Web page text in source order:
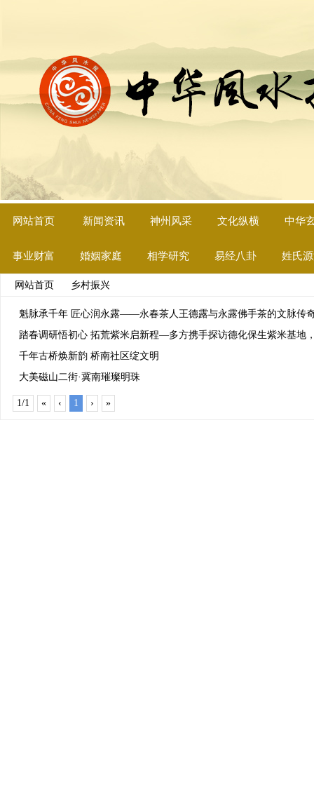
网站首页 新闻资讯 神州风采 文化纵横 中华
事业财富 婚姻家庭 相学研究 易经八卦 姓氏
网站首页 乡村振兴
魁脉承千年 匠心润永露——永春茶人王德露与永露佛手茶的文脉传
踏春调研悟初心 拓荒紫米启新程—多方携手探访德化保生紫米基地
千年古桥焕新韵 桥南社区绽文明
大美磁山二街·冀南璀璨明珠
1/1 « ‹ 1 › »